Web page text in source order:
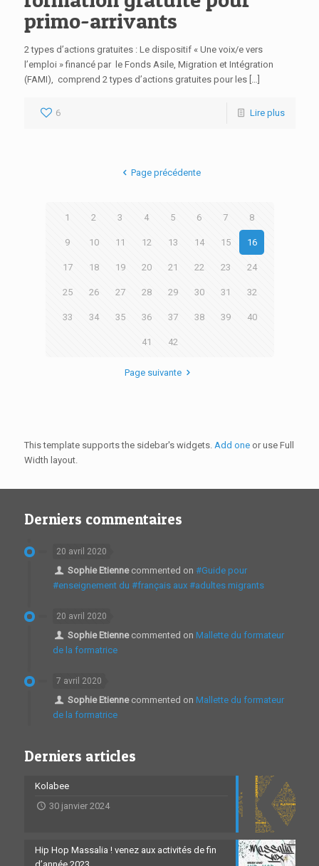
primo-arrivants
2 types d’actions gratuites : Le dispositif « Une voix/e vers
l’emploi » financé par le Fonds Asile, Migration et Intégration
(FAMI), comprend 2 types d’actions gratuites pour les […]
6 Lire plus
Page précédente
1 2 3 4 5 6 7 8
9 10 11 12 13 14 15 16
17 18 19 20 21 22 23 24
25 26 27 28 29 30 31 32
33 34 35 36 37 38 39 40
41 42
Page suivante
This template supports the sidebar's widgets. Add oneor use Full
Width layout.
Derniers commentaires
20 avril 2020
Sophie Etiennecommented on #Guide pour
#enseignement du #français aux #adultes migrants
20 avril 2020
Sophie Etiennecommented on Mallette du formateur
de la formatrice
7 avril 2020
Sophie Etiennecommented on Mallette du formateur
de la formatrice
Derniers articles
Kolabee
30 janvier 2024
Hip Hop Massalia ! venez aux activités de fin